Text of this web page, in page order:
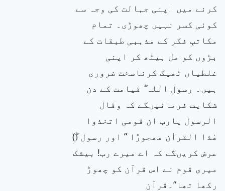
کرنے میں اپنی جہالت کی وجہ سے
کوئی کسر نہیں چھوڑی۔ تمام
مکاتبِ فکر کے مذہبی طبقات کے
بڑوں کو مل بیٹھ کر اپنی
غلطیاں ٹھیک کرناسخت ضروری
ہیں۔ رسول اللہ ۖ قیامت کے دن
شکایت فرمائیںگے کہ وقال
الرسول یارب ان قومی اتخذوا
ھٰذا القراٰن مھجورًا ” اور رسول (ۖ)
عرض کریںگے کہ اے میرے رب! بیشک
میری قوم نے اس قرآن کو چھوڑ
رکھا تھا”۔قرآن